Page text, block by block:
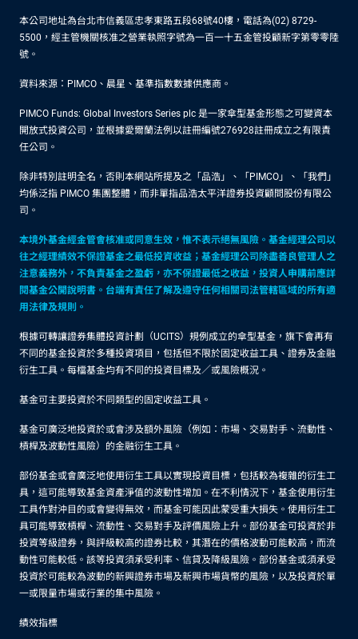
本公司地址為台北市信義區忠孝東路五段68號40樓，電話為(02) 8729-
5500，經主管機關核准之營業執照字號為一百一十五金管投顧新字第零零陸
號。
資料來源：PIMCO、晨星、基準指數數據供應商。
PIMCO Funds: Global Investors Series plc 是一家傘型基金形態之可變資本
開放式投資公司，並根據愛爾蘭法例以註冊編號276928註冊成立之有限責
任公司。
除非特別註明全名，否則本網站所提及之「品浩」、「PIMCO」、「我們」
均係泛指 PIMCO 集團整體，而非單指品浩太平洋證券投資顧問股份有限公
司。
本境外基金經金管會核准或同意生效，惟不表示絕無風險。基金經理公司以
往之經理績效不保證基金之最低投資收益；基金經理公司除盡善良管理人之
注意義務外，不負責基金之盈虧，亦不保證最低之收益，投資人申購前應詳
閱基金公開說明書。台端有責任了解及遵守任何相關司法管轄區域的所有適
用法律及規則。
根據可轉讓證券集體投資計劃（UCITS）規例成立的傘型基金，旗下會再有
不同的基金投資於多種投資項目，包括但不限於固定收益工具、證券及金融
衍生工具。每檔基金均有不同的投資目標及／或風險概況。
基金可主要投資於不同類型的固定收益工具。
基金可廣泛地投資於或會涉及額外風險（例如：市場、交易對手、流動性、
槓桿及波動性風險）的金融衍生工具。
部份基金或會廣泛地使用衍生工具以實現投資目標，包括較為複雜的衍生工
具，這可能導致基金資產淨值的波動性增加。在不利情況下，基金使用衍生
工具作對沖目的或會變得無效，而基金可能因此蒙受重大損失。使用衍生工
具可能導致槓桿、流動性、交易對手及評價風險上升。部份基金可投資於非
投資等級證券，與評級較高的證券比較，其潛在的價格波動可能較高，而流
動性可能較低。該等投資須承受利率、信貸及降級風險。部份基金或須承受
投資於可能較為波動的新興證券市場及新興市場貨幣的風險，以及投資於單
一或限量市場或行業的集中風險。
績效指標